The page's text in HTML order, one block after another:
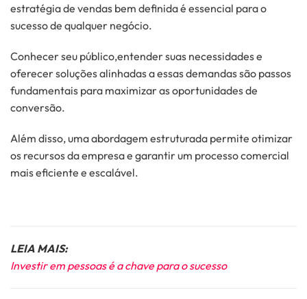
estratégia de vendas bem definida é essencial para o
sucesso de qualquer negócio.
Conhecer seu público,entender suas necessidades e
oferecer soluções alinhadas a essas demandas são passos
fundamentais para maximizar as oportunidades de
conversão.
Além disso, uma abordagem estruturada permite otimizar
os recursos da empresa e garantir um processo comercial
mais eficiente e escalável.
LEIA MAIS:
Investir em pessoas é a chave para o sucesso